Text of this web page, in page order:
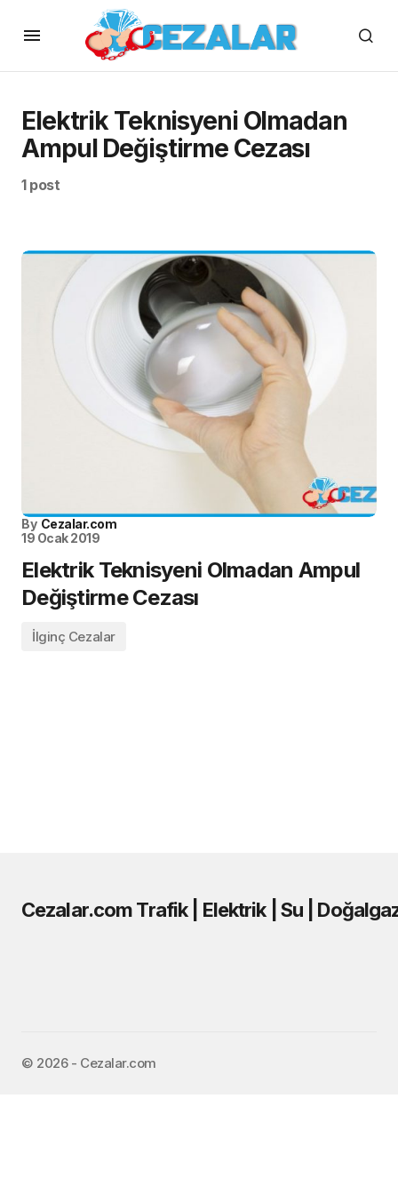
Elektrik Teknisyeni Olmadan
Ampul Değiştirme Cezası
1 post
By Cezalar.com
19 Ocak 2019
Elektrik Teknisyeni Olmadan Ampul
Değiştirme Cezası
İlginç Cezalar
Cezalar.com Trafik | Elektrik | Su |
©️ 2026 - Cezalar.com